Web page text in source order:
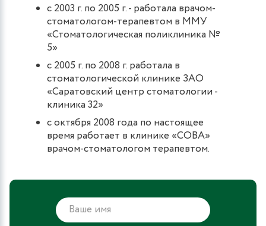
с 2003 г. по 2005 г. - работала врачом-
стоматологом-терапевтом в ММУ
«Стоматологическая поликлиника №
5»
с 2005 г. по 2008 г. работала в
стоматологической клинике ЗАО
«Саратовский центр стоматологии -
клиника 32»
с октября 2008 года по настоящее
время работает в клинике «СОВА»
врачом-стоматологом терапевтом.